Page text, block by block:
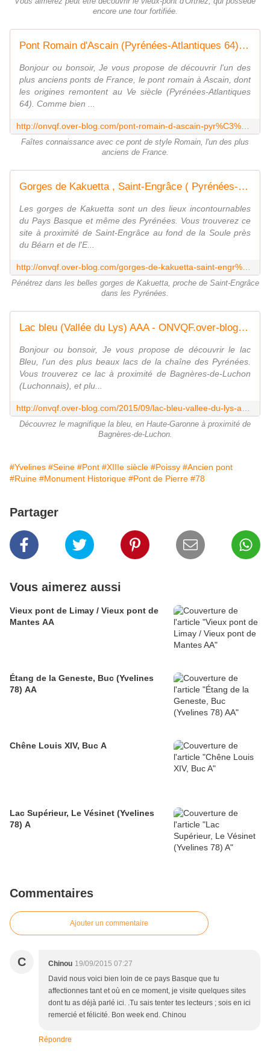
encore une tour fortifiée.
Pont Romain d'Ascain (Pyrénées-Atlantiques 64) A - ONVQF.over-blog.com
Bonjour ou bonsoir, Je vous propose de découvrir l'un des
plus anciens ponts de France, le pont romain à Ascain, dont
les origines remontent au Ve siècle (Pyrénées-Atlantiques
64). Comme bien ...
Faîtes connaissance avec ce pont de style Romain, l'un des plus
anciens de France.
Gorges de Kakuetta , Saint-Engrâce ( Pyrénées-Atlantiques 64 ) AAA Promenade - ONVQF.over-blog.com
Les gorges de Kakuetta sont un des lieux incontournables
du Pays Basque et même des Pyrénées. Vous trouverez ce
site à proximité de Saint-Engrâce au fond de la Soule près
du Béarn et de l'E...
Pénétrez dans les belles gorges de Kakuetta, proche de Saint-Engrâce
dans les Pyrénées.
Lac bleu (Vallée du Lys) AAA - ONVQF.over-blog.com
Bonjour ou bonsoir, Je vous propose de découvrir le lac
Bleu, l'un des plus beaux lacs de la chaîne des Pyrénées.
Vous trouverez ce lac à proximité de Bagnères-de-Luchon
(Luchonnais), et plu...
Découvrez le magnifique la bleu, en Haute-Garonne à proximité de
Bagnères-de-Luchon.
#Yvelines #Seine #Pont #XIIIe siècle #Poissy #Ancien pont
#Ruine #Monument Historique #Pont de Pierre #78
Partager
Vous aimerez aussi
Vieux pont de Limay / Vieux pont de
Mantes AA
Étang de la Geneste, Buc (Yvelines
78) AA
Chêne Louis XIV, Buc A
Lac Supérieur, Le Vésinet (Yvelines
78) A
Commentaires
Ajouter un commentaire
C Chinou 19/09/2015 07:27
David nous voici bien loin de ce pays Basque que tu
affectionnes tant et où en ce moment, je visite quelques sites
dont tu as déjà parlé ici. .Tu sais tenter tes lecteurs ; sois en ici
remercié et félicité. Bon week end. Chinou
Répondre